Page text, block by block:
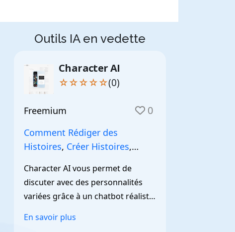
Outils IA en vedette
Character AI
☆☆☆☆☆(0)
Freemium 0
Comment Rédiger des
Histoires, Créer Histoires,
Character AI vous permet de
discuter avec des personnalités
variées grâce à un chatbot réaliste
En savoir plus